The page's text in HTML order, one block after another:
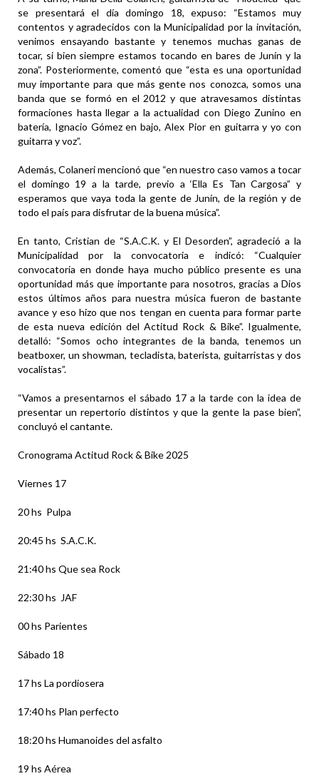
se presentará el día domingo 18, expuso: “Estamos muy
contentos y agradecidos con la Municipalidad por la invitación,
venimos ensayando bastante y tenemos muchas ganas de
tocar, si bien siempre estamos tocando en bares de Junín y la
zona”. Posteriormente, comentó que “esta es una oportunidad
muy importante para que más gente nos conozca, somos una
banda que se formó en el 2012 y que atravesamos distintas
formaciones hasta llegar a la actualidad con Diego Zunino en
batería, Ignacio Gómez en bajo, Alex Pior en guitarra y yo con
guitarra y voz”.
Además, Colaneri mencionó que “en nuestro caso vamos a tocar
el domingo 19 a la tarde, previo a ‘Ella Es Tan Cargosa” y
esperamos que vaya toda la gente de Junín, de la región y de
todo el país para disfrutar de la buena música”.
En tanto, Cristian de “S.A.C.K. y El Desorden”, agradeció a la
Municipalidad por la convocatoria e indicó: “Cualquier
convocatoria en donde haya mucho público presente es una
oportunidad más que importante para nosotros, gracias a Dios
estos últimos años para nuestra música fueron de bastante
avance y eso hizo que nos tengan en cuenta para formar parte
de esta nueva edición del Actitud Rock & Bike”. Igualmente,
detalló: “Somos ocho integrantes de la banda, tenemos un
beatboxer, un showman, tecladista, baterista, guitarristas y dos
vocalistas”.
“Vamos a presentarnos el sábado 17 a la tarde con la idea de
presentar un repertorio distintos y que la gente la pase bien”,
concluyó el cantante.
Cronograma Actitud Rock & Bike 2025
Viernes 17
20 hs Pulpa
20:45 hs S.A.C.K.
21:40 hs Que sea Rock
22:30 hs JAF
00 hs Parientes
Sábado 18
17 hs La pordiosera
17:40 hs Plan perfecto
18:20 hs Humanoides del asfalto
19 hs Aérea